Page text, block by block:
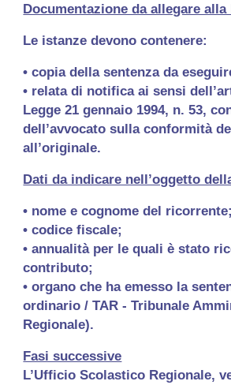
Documentazione da allegare alla
Le istanze devono contenere:
• copia della sentenza da
• relata di notifica ai sensi
Legge 21 gennaio 1994, n. 53,
dell’avvocato sulla conformità
all’originale.
Dati da indicare nell’oggetto
• nome e cognome del ricorrente;
• codice fiscale;
• annualità per le quali è stato
contributo;
• organo che ha emesso la
ordinario / TAR - Tribunale
Regionale).
Fasi successive
L’Ufficio Scolastico Regionale,